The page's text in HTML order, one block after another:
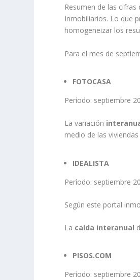
Resumen de las cifras
Inmobiliarios. Lo que
homogeneizar los
Para el mes de
FOTOCASA
Período: septiembre
La variación
medio de las viviendas
IDEALISTA
Período: septiembre
Según este portal
La caída interanual
PISOS.COM
Período: septiembre